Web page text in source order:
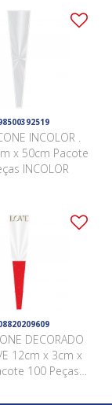
.
x 50cm Pacote
INCOLOR
12cm x 3cm x
100 Peças